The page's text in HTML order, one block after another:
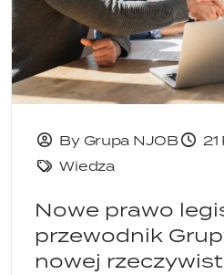
By Grupa NJOB
Wiedza
Nowe prawo
przewodnik
nowej